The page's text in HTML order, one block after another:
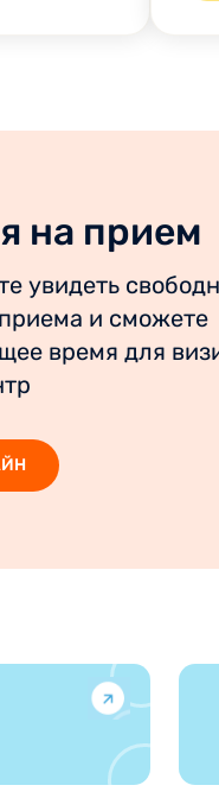
на прием
увидеть
и сможете
время для